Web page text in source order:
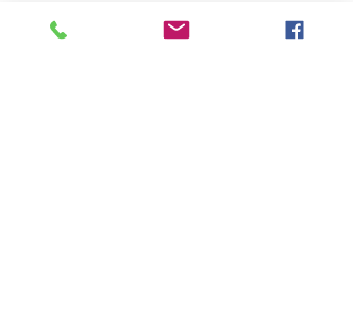
Bearbeitung, Verbreitung und jede Art